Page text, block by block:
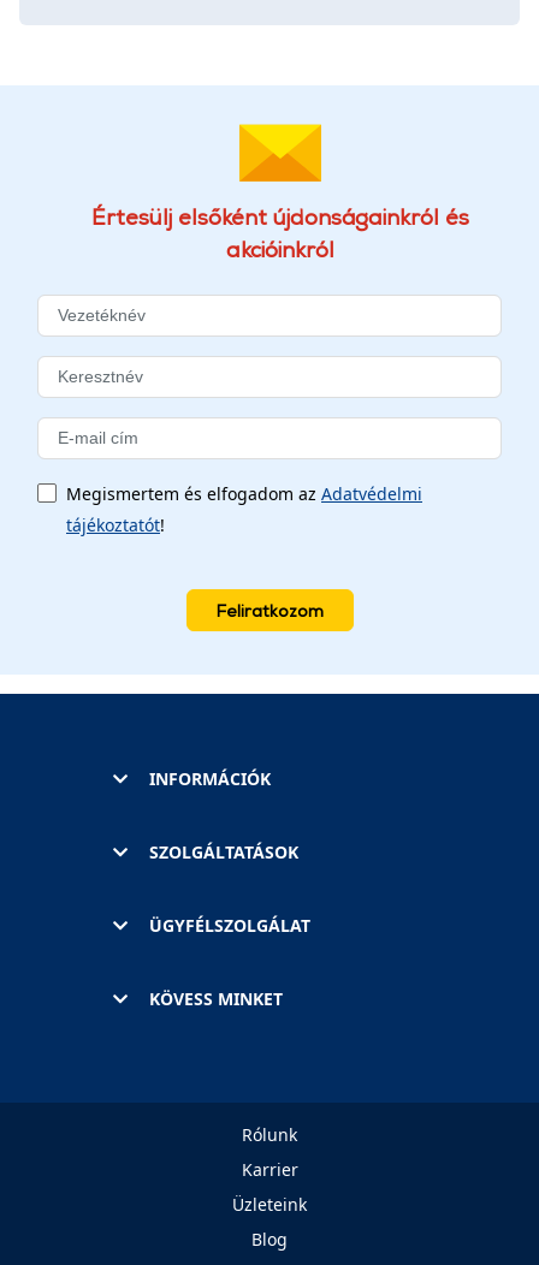
Értesülj elsőként újdonságainkról és
akcióinkról
Megismertem és elfogadom az Adatvédelmi
tájékoztatót!
Feliratkozom
INFORMÁCIÓK
SZOLGÁLTATÁSOK
ÜGYFÉLSZOLGÁLAT
KÖVESS MINKET
Rólunk
Karrier
Üzleteink
Blog